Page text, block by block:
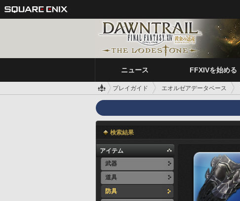
ニュース FFXIVを始める
プレイガイド エオルゼアデータベース
検索結果
アイテム
武器
道具
防具